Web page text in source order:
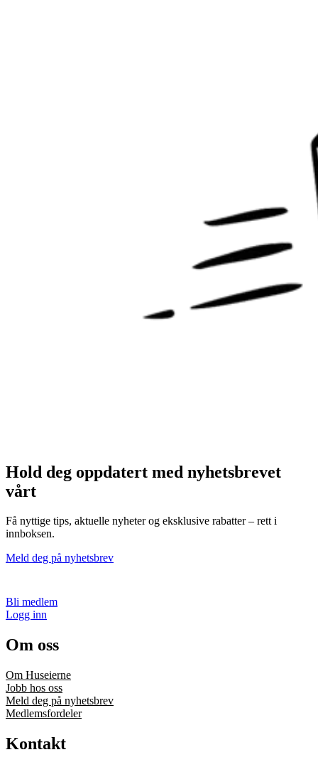
Hold deg oppdatert med nyhetsbrevet
vårt
Få nyttige tips, aktuelle nyheter og eksklusive rabatter – rett i
innboksen.
Meld deg på nyhetsbrev
Bli medlem
Logg inn
Om oss
Om Huseierne
Jobb hos oss
Meld deg på nyhetsbrev
Medlemsfordeler
Kontakt